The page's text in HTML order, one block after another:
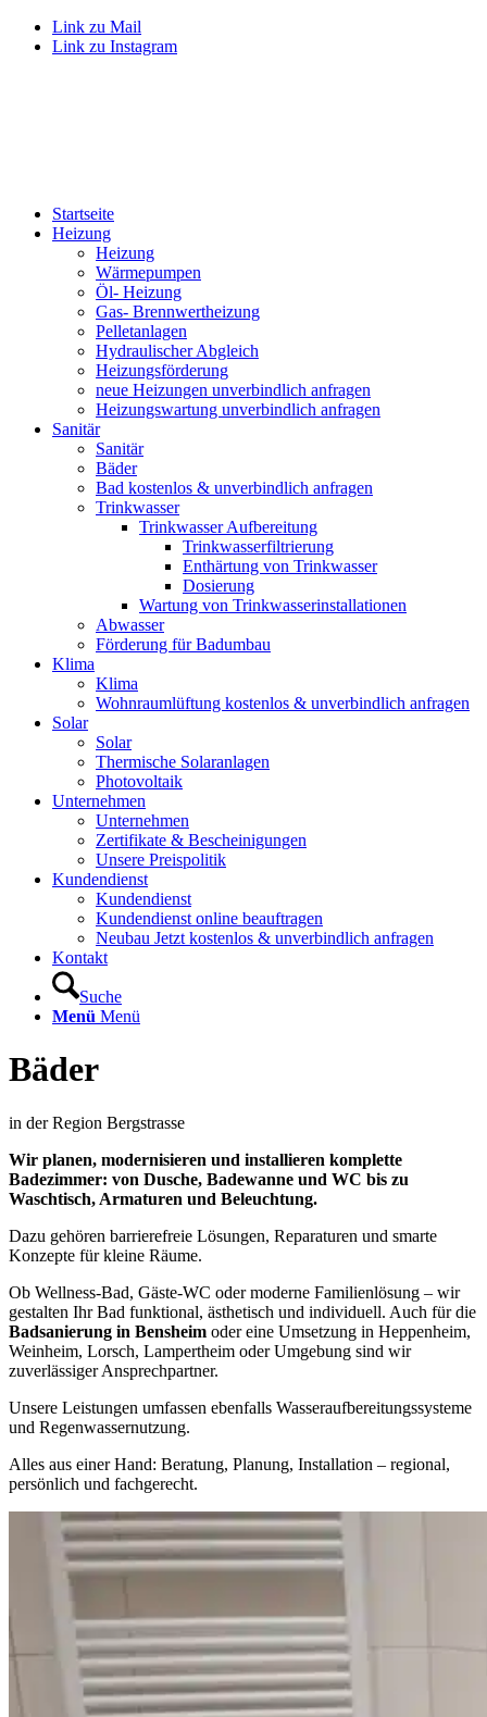
Link zu Mail
Link zu Instagram
Startseite
Heizung
Heizung
Wärmepumpen
Öl- Heizung
Gas- Brennwertheizung
Pelletanlagen
Hydraulischer Abgleich
Heizungsförderung
neue Heizungen unverbindlich anfragen
Heizungswartung unverbindlich anfragen
Sanitär
Sanitär
Bäder
Bad kostenlos & unverbindlich anfragen
Trinkwasser
Trinkwasser Aufbereitung
Trinkwasserfiltrierung
Enthärtung von Trinkwasser
Dosierung
Wartung von Trinkwasserinstallationen
Abwasser
Förderung für Badumbau
Klima
Klima
Wohnraumlüftung kostenlos & unverbindlich anfragen
Solar
Solar
Thermische Solaranlagen
Photovoltaik
Unternehmen
Unternehmen
Zertifikate & Bescheinigungen
Unsere Preispolitik
Kundendienst
Kundendienst
Kundendienst online beauftragen
Neubau Jetzt kostenlos & unverbindlich anfragen
Kontakt
Suche
Menü Menü
Bäder
in der Region Bergstrasse
Wir planen, modernisieren und installieren komplette
Badezimmer: von Dusche, Badewanne und WC bis zu
Waschtisch, Armaturen und Beleuchtung.
Dazu gehören barrierefreie Lösungen, Reparaturen und smarte
Konzepte für kleine Räume.
Ob Wellness-Bad, Gäste-WC oder moderne Familienlösung – wir
gestalten Ihr Bad funktional, ästhetisch und individuell. Auch für die
Badsanierung in Bensheim oder eine Umsetzung in Heppenheim,
Weinheim, Lorsch, Lampertheim oder Umgebung sind wir
zuverlässiger Ansprechpartner.
Unsere Leistungen umfassen ebenfalls Wasseraufbereitungssysteme
und Regenwassernutzung.
Alles aus einer Hand: Beratung, Planung, Installation – regional,
persönlich und fachgerecht.